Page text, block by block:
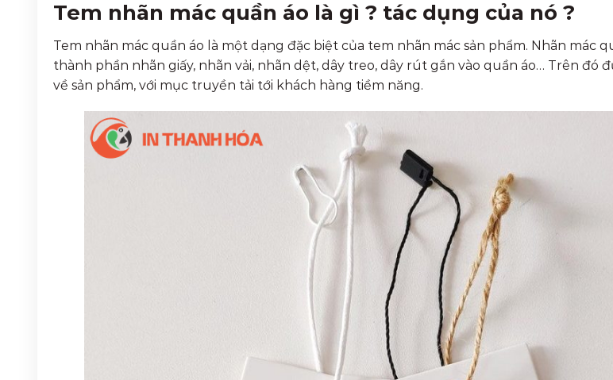
Tem nhãn mác quần áo là gì ? tác dụng của nó ?
Tem nhãn mác quần áo là một dạng đặc biệt của tem nhãn mác sản phẩm. Nhãn mác
thành phần nhãn giấy, nhãn vải, nhãn dệt, dây treo, dây rút gắn vào quần áo… Trên đó
về sản phẩm, với mục truyền tải tới khách hàng tiềm năng.